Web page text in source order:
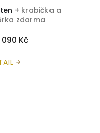
+ krabička a
zdarma
090 Kč